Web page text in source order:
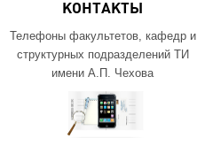
КОНТАКТЫ
Телефоны факультетов, кафедр и
структурных подразделений ТИ
имени А.П. Чехова